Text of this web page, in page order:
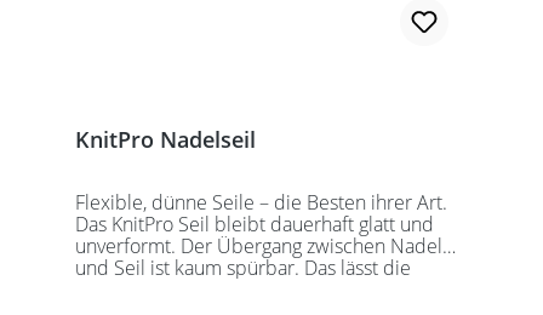
KnitPro Nadelseil
Flexible, dünne Seile – die Besten ihrer Art.
Das KnitPro Seil bleibt dauerhaft glatt und
unverformt. Der Übergang zwischen Nadel
und Seil ist kaum spürbar. Das lässt die